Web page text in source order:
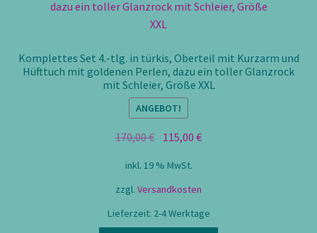
Komplettes Set 4.-tlg. in türkis, Oberteil mit Kurzarm und
Hüfttuch mit goldenen Perlen, dazu ein toller Glanzrock
mit Schleier, Größe XXL
ANGEBOT!
170,00€ Ursprünglicher
war:
170,00 €
115,00€Aktueller
inkl. 19 % MwSt.
zzgl. Versandkosten
Lieferzeit: 2-4 Werktage